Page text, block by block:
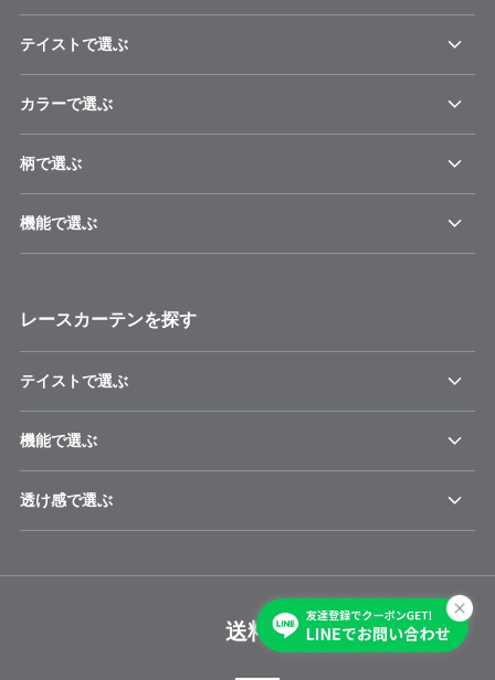
テイストで選ぶ
カラーで選ぶ
柄で選ぶ
機能で選ぶ
レースカーテンを探す
テイストで選ぶ
機能で選ぶ
透け感で選ぶ
送料